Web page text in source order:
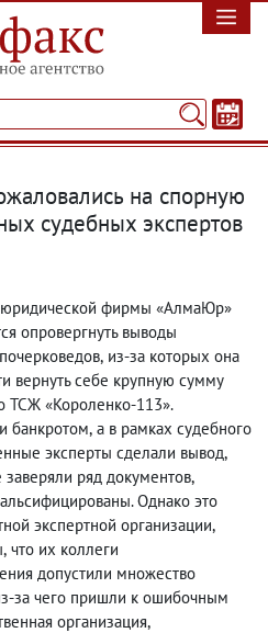
на спорную
судебных экспертов
юридической фирмы «АлмаЮр»
опровергнуть выводы
, из-за которых она
вернуть себе крупную сумму
ТСЖ «Короленко-113».
банкротом, а в рамках судебного
эксперты сделали вывод,
ряд документов,
Однако это
экспертной организации,
, что их коллеги
допустили множество
за чего пришли к ошибочным
организация,